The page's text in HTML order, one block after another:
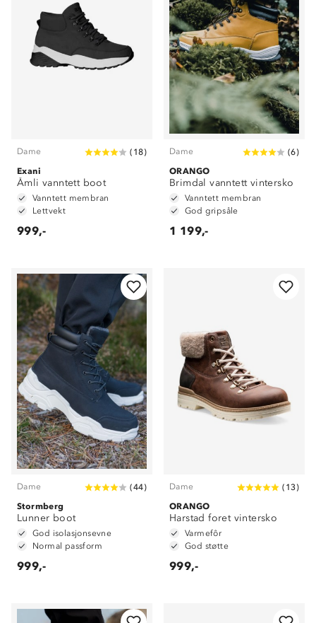
Dame ( 18)
Exani
Åmli vanntett boot
Vanntett membran
Lettvekt
999,-
Dame (6)
ORANGO
Brimdal vanntett vintersko
Vanntett membran
God gripsåle
1 199,-
Dame (44)
Stormberg
Lunner boot
God isolasjonsevne
Normal passform
999,-
Dame ( 13)
ORANGO
Harstad foret vintersko
Varmefôr
God støtte
999,-